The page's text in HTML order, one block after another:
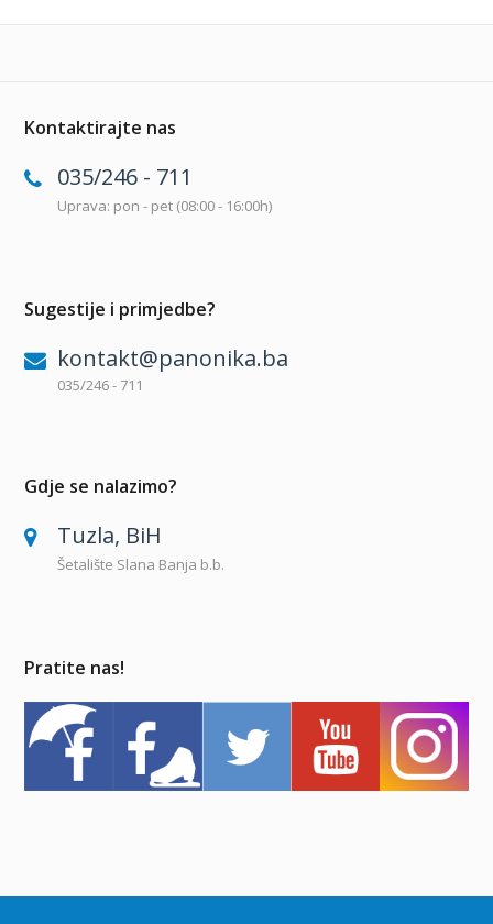
Kontaktirajte nas
035/246 - 711
Uprava: pon - pet (08:00 - 16:00h)
Sugestije i primjedbe?
kontakt@panonika.ba
035/246 - 711
Gdje se nalazimo?
Tuzla, BiH
Šetalište Slana Banja b.b.
Pratite nas!